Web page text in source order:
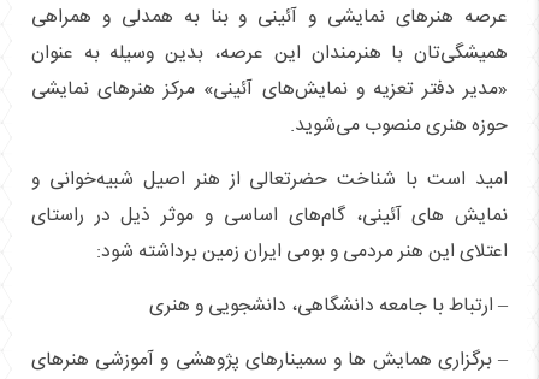
عرصه هنرهای نمایشی و آئینی و بنا به همدلی و همراهی
همیشگی‌تان با هنرمندان این عرصه، بدین وسیله به عنوان
«مدیر دفتر تعزیه و نمایش‌های آئینی» مرکز هنرهای نمایشی
حوزه هنری منصوب می‌شوید.
امید است با شناخت حضرتعالی از هنر اصیل شبیه‌خوانی و
نمایش های آئینی، گام‌های اساسی و موثر ذیل در راستای
اعتلای این هنر مردمی و بومی ایران زمین برداشته شود:
– ارتباط با جامعه دانشگاهی، دانشجویی و هنری
– برگزاری همایش ها و سمینارهای پژوهشی و آموزشی هنرهای